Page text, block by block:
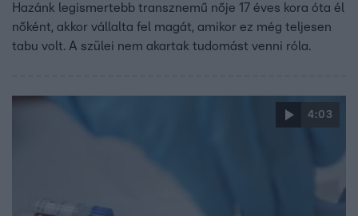
Hazánk legismertebb transznemű nője 17 éves kora óta él
nőként, akkor vállalta fel magát, amikor ez még teljesen
tabu volt. A szülei nem akartak tudomást venni róla.
4:03